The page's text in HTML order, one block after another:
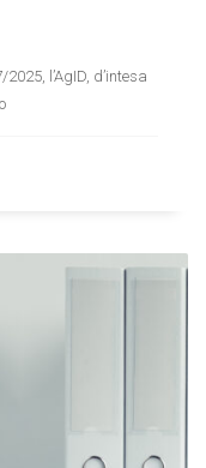
l’AgID, d’intesa